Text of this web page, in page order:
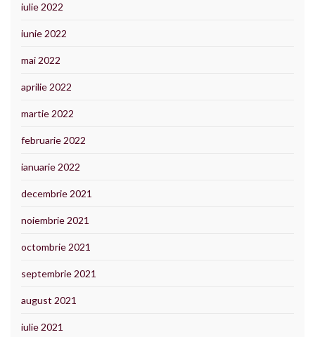
iulie 2022
iunie 2022
mai 2022
aprilie 2022
martie 2022
februarie 2022
ianuarie 2022
decembrie 2021
noiembrie 2021
octombrie 2021
septembrie 2021
august 2021
iulie 2021